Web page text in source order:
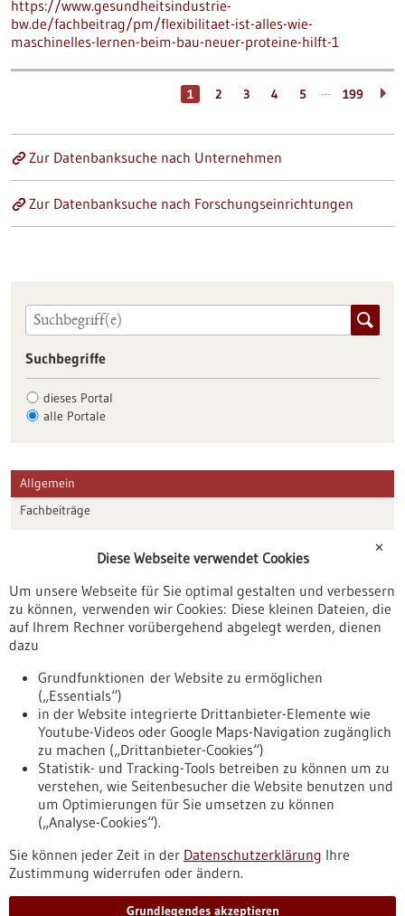
https://www.gesundheitsindustrie-
bw.de/fachbeitrag/pm/flexibilitaet-ist-alles-wie-
maschinelles-lernen-beim-bau-neuer-proteine-hilft-1
1 2 3 4 5 … 199
Zur Datenbanksuche nach Unternehmen
Zur Datenbanksuche nach Forschungseinrichtungen
Suchbegriffe
dieses Portal
alle Portale
Allgemein
Fachbeiträge
Veranstaltungen
Erscheinungsdatum
Nach oben
Informiert bleiben
Newsletter abonnieren
✕
Diese Webseite verwendet Cookies
Um unsere Webseite für Sie optimal gestalten und verbessern
zu können, verwenden wir Cookies: Diese kleinen Dateien, die
auf Ihrem Rechner vorübergehend abgelegt werden, dienen
dazu
Grundfunktionen der Website zu ermöglichen
(„Essentials“)
in der Website integrierte Drittanbieter-Elemente wie
Youtube-Videos oder Google Maps-Navigation zugänglich
zu machen („Drittanbieter-Cookies“)
Statistik- und Tracking-Tools betreiben zu können um zu
verstehen, wie Seitenbesucher die Website benutzen und
um Optimierungen für Sie umsetzen zu können
(„Analyse-Cookies“).
Sie können jeder Zeit in der Datenschutzerklärung Ihre
Zustimmung widerrufen oder ändern.
Grundlegendes akzeptieren